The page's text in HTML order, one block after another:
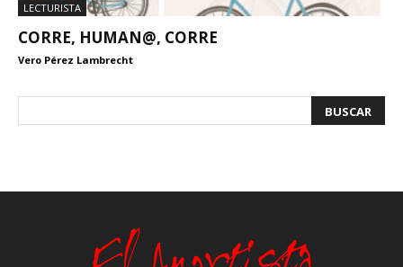
LECTURISTA
CORRE, HUMAN@, CORRE
Vero Pérez Lambrecht